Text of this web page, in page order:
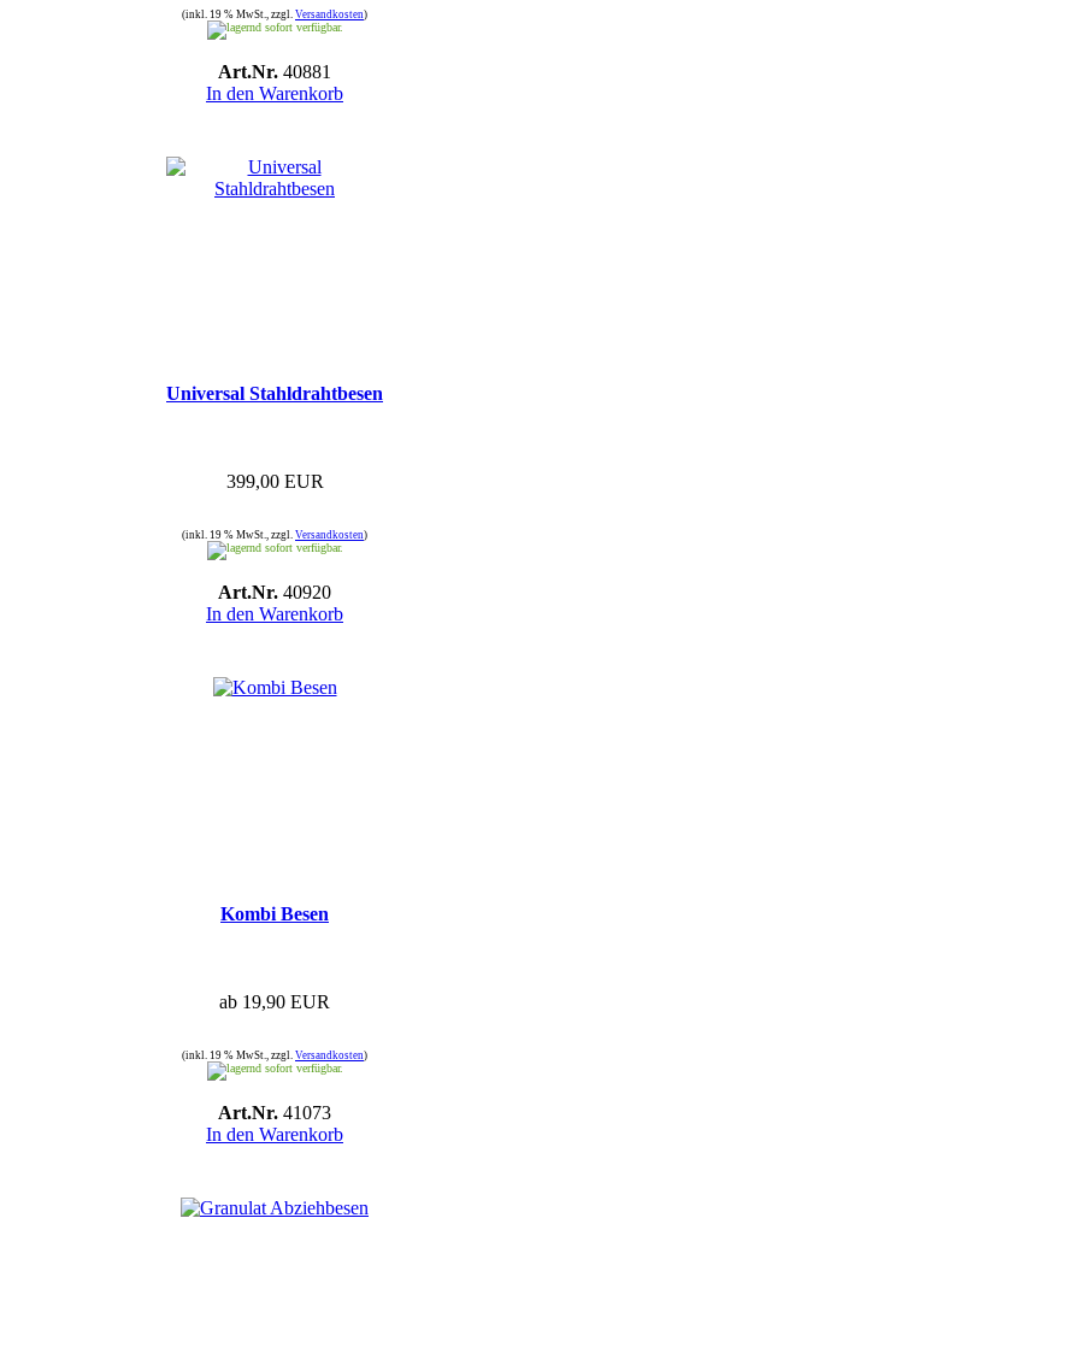
(inkl. 19 % MwSt., zzgl. Versandkosten)
sofort verfügbar.
Art.Nr. 40881
In den Warenkorb
Universal Stahldrahtbesen
399,00 EUR
(inkl. 19 % MwSt., zzgl. Versandkosten)
sofort verfügbar.
Art.Nr. 40920
In den Warenkorb
Kombi Besen
ab 19,90 EUR
(inkl. 19 % MwSt., zzgl. Versandkosten)
sofort verfügbar.
Art.Nr. 41073
In den Warenkorb